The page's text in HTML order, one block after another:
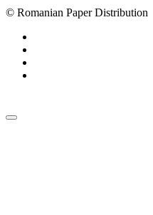
© Romanian Paper Distribution